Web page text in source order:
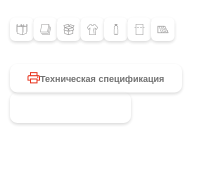
Техническая спецификация